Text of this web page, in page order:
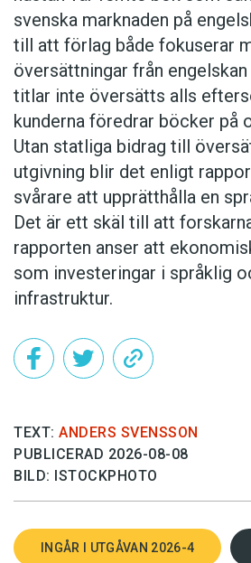
svenska marknaden på
till att förlag både fokuserar
översättningar från
titlar inte översätts alls
kunderna föredrar böcker på
Utan statliga bidrag till
utgivning blir det enligt
svårare att upprätthålla en
Det är ett skäl till att
rapporten anser att
som investeringar i språklig
infrastruktur.
TEXT: ANDERS SVENSSON
PUBLICERAD 2026-08-08
BILD: ISTOCKPHOTO
INGÅR I UTGÅVAN 2026-4